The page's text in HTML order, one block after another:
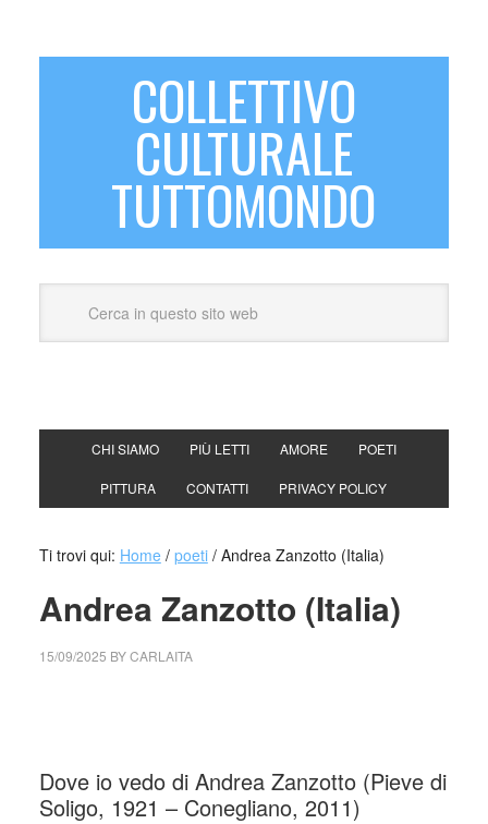
COLLETTIVO
CULTURALE
TUTTOMONDO
CHI SIAMO PIÙ LETTI AMORE POETI
PITTURA CONTATTI PRIVACY POLICY
Ti trovi qui: Home / poeti /Andrea Zanzotto (Italia)
Andrea Zanzotto (Italia)
15/09/2025 BYCARLAITA
Dove io vedo di Andrea Zanzotto (Pieve di
Soligo, 1921 – Conegliano, 2011)